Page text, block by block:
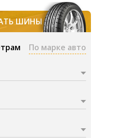
ШИНЫ
По марке авто